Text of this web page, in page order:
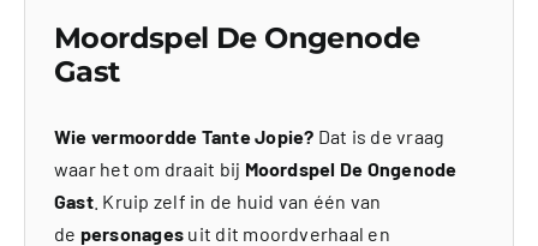
Moordspel De Ongenode
Gast
Wie vermoordde Tante Jopie? Dat is de vraag
waar het om draait bij Moordspel De Ongenode
Gast. Kruip zelf in de huid van één van
de personages uit dit moordverhaal en